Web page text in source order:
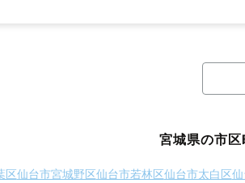
宮城県の市
区仙台市宮城野区仙台市若林区仙台市太白区